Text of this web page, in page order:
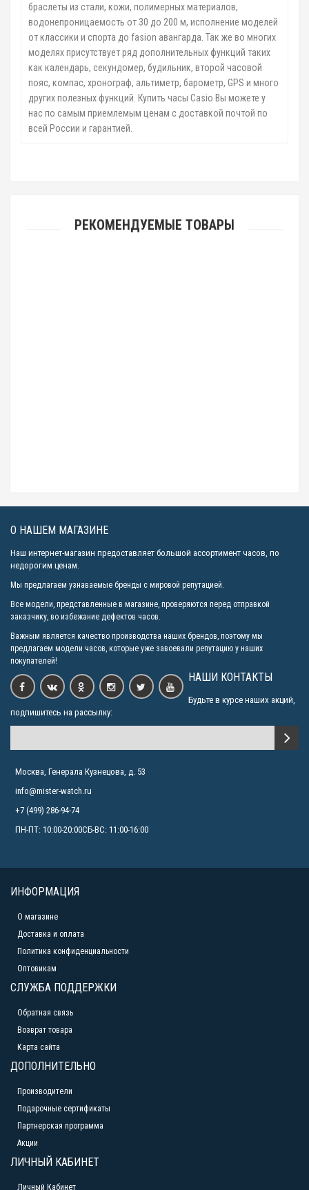
браслеты из стали, кожи, полимерных материалов,
водонепроницаемость от 30 до 200 м, исполнение моделей
от классики и спорта до fasion авангарда. Так же во многих
моделях присутствует ряд дополнительных функций таких
как календарь, секундомер, будильник, второй часовой
пояс, компас, хронограф, альтиметр, барометр, GPS и много
других полезных функций. Купить часы Casio Вы можете у
нас по самым приемлемым ценам с доставкой почтой по
всей России и гарантией.
РЕКОМЕНДУЕМЫЕ ТОВАРЫ
Casio G-SHOCK GA-700SKZ-7A
Быстрый просмотр
9290р.
Быстрый просмотр
Быстрый просмотр
О НАШЕМ МАГАЗИНЕ
Наш интернет-магазин предоставляет большой ассортимент часов, по
недорогим ценам.
Мы предлагаем узнаваемые бренды с мировой репутацией.
Все модели, представленные в магазине, проверяются перед отправкой
заказчику, во избежание дефектов часов.
Важным является качество производства наших брендов, поэтому мы
предлагаем модели часов, которые уже завоевали репутацию у наших
покупателей!
НАШИ КОНТАКТЫ
Будьте в курсе наших акций,
подпишитесь на рассылку:
Москва, Генерала Кузнецова, д. 53
info@mister-watch.ru
+7 (499) 286-94-74
ПН-ПТ: 10:00-20:00СБ-ВС: 11:00-16:00
ИНФОРМАЦИЯ
О магазине
Доставка и оплата
Политика конфиденциальности
Оптовикам
СЛУЖБА ПОДДЕРЖКИ
Обратная связь
Возврат товара
Карта сайта
ДОПОЛНИТЕЛЬНО
Производители
Подарочные сертификаты
Партнерская программа
Акции
ЛИЧНЫЙ КАБИНЕТ
Личный Кабинет